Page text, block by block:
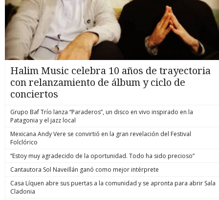
Halim Music celebra 10 años de trayectoria
con relanzamiento de álbum y ciclo de
conciertos
Grupo Baf Trío lanza “Paraderos”, un disco en vivo inspirado en la
Patagonia y el jazz local
Mexicana Andy Vere se convirtió en la gran revelación del Festival
Folclórico
“Estoy muy agradecido de la oportunidad. Todo ha sido precioso”
Cantautora Sol Naveillán ganó como mejor intérprete
Casa Líquen abre sus puertas a la comunidad y se apronta para abrir Sala
Cladonia